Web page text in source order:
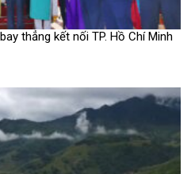
thẳng kết nối TP. Hồ Chí Minh